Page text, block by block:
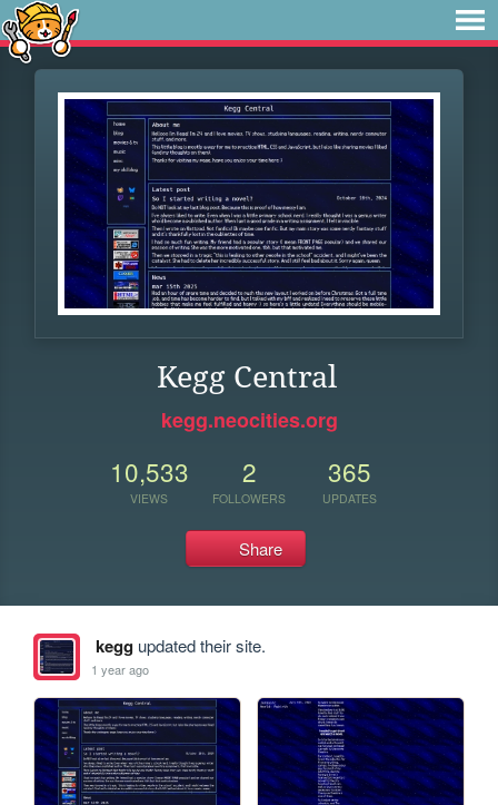
Kegg Central
kegg.neocities.org
10,533
VIEWS
2
FOLLOWERS
365
UPDATES
Share
keggupdated their site.
1 year ago